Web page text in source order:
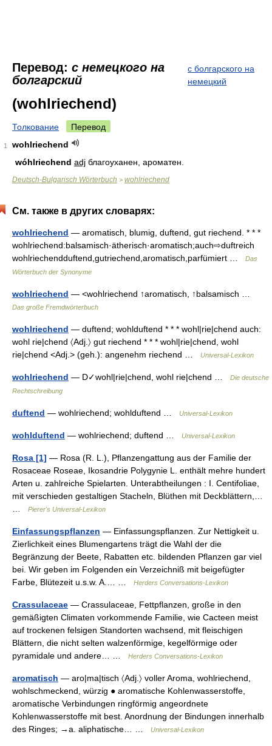
Перевод: с немецкого на
болгарский
с болгарского на
немецкий
(wohlriechend)
Толкование Перевод
1
wohlriechend
wóhlriechend adj благоуханен, ароматен.
Deutsch-Bulgarisch Wörterbuch > wohlriechend
См. также в других словарях:
wohlriechend — aromatisch, blumig, duftend, gut riechend. * * *
wohlriechend:balsamisch·ätherisch·aromatisch;auch⇨duftreich
wohlriechendduftend,gutriechend,aromatisch,parfümiert …
Das
Wörterbuch der Synonyme
wohlriechend — <wohlriechend ↑aromatisch, ↑balsamisch …
Das große Fremdwörterbuch
wohlriechend — duftend; wohlduftend * * * wohl|rie|chend auch:
wohl rie|chend 〈Adj.〉 gut riechend * * * wohl|rie|chend, wohl
rie|chend <Adj.> (geh.): angenehm riechend …
Universal-Lexikon
wohlriechend — D✓wohl|rie|chend, wohl rie|chend …
Die deutsche
Rechtschreibung
duftend — wohlriechend; wohlduftend … Universal-Lexikon
wohlduftend — wohlriechend; duftend … Universal-Lexikon
Rosa [1] — Rosa (R. L.), Pflanzengattung aus der Familie der
Rosaceae Roseae, Ikosandrie Polygynie L. enthält mehre hundert
Arten u. zahlreiche Spielarten. Unterabtheilungen : I. Centifoliae,
mit verschieden gestaltigen Stacheln, Blüthen mit Deckblättern,…
Pierer's Universal-Lexikon
Einfassungspflanzen — Einfassungspflanzen. Zur Nettigkeit u.
Zierlichkeit eines Blumengartens trägt die Wahl der die
Begränzung der Beete, Rabatten etc. bildenden Pflanzen gar viel
bei. Wir geben im Folgenden ein Verzeichniß mit beigefügter
Farbe, Blütezeit u.s.w. A.… …
Herders Conversations-Lexikon
Crassulaceae — Crassulaceae, Fettpflanzen, große in den
gemäßigten Climaten vorkommende Familie, wie Cacteen meist
auf trockenen felsigen Standorten wachsend, mit fleischigen
Blättern, die nicht selten walzenförmige, kegelförmige oder
pyramidale und andere… …
Herders Conversations-Lexikon
aromatisch — aro|ma|tisch 〈Adj.〉 voller Aroma, wohlriechend,
wohlschmeckend, würzig ● aromatische Kohlenwasserstoffe,
aromatische Verbindungen ringförmig angeordnete
Kohlenwasserstoffe mit best. Anordnung der Bindungen innerhalb
des Ringes; →a. aliphatische… …
Universal-Lexikon